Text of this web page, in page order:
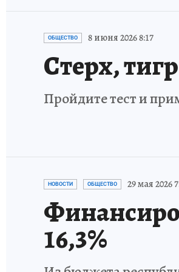
ОБЩЕСТВО 8 июня 2026 8:17
Стерх,
Пройдите тест и
НОВОСТИ ОБЩЕСТВО 29 мая 2026
16,3%